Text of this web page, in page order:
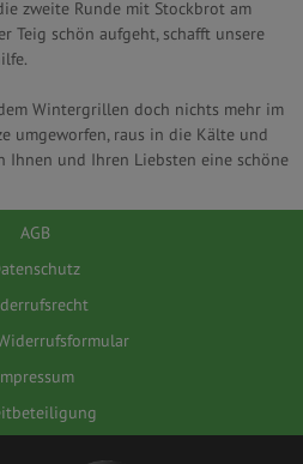
zweite Runde mit Stockbrot am
Teig schön aufgeht, schafft unsere
Wintergrillen doch nichts mehr im
umgeworfen, raus in die Kälte und
Ihnen und Ihren Liebsten eine schöne
AGB